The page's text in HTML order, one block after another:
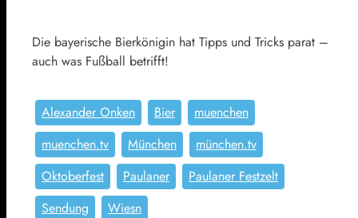
Die bayerische Bierkönigin hat Tipps und Tricks parat –
auch was Fußball betrifft!
Alexander Onken Bier
muenchen
muenchen.tv
München
münchen.tv
Oktoberfest
Paulaner
Paulaner Festzelt
Sendung
Wiesn